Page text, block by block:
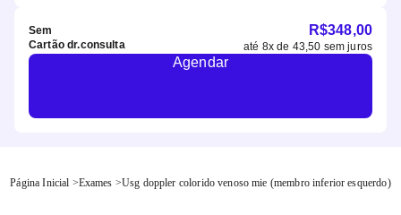
Sem
Cartão dr.consulta
R$348,00
até 8x de 43,50 sem juros
Agendar
Página Inicial >Exames >Usg doppler colorido venoso mie (membro inferior esquerdo)